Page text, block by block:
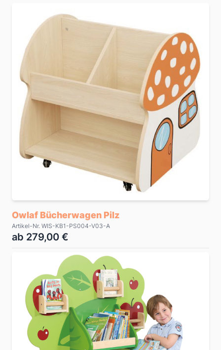
Owlaf Bücherwagen Pilz
Artikel-Nr. WIS-KB1-PS004-V03-A
ab 279,00 €